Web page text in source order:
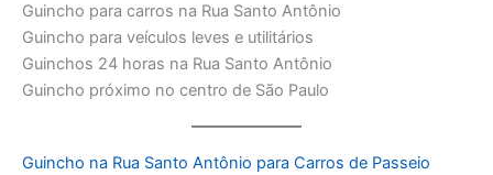
Guincho para carros na Rua Santo Antônio
Guincho para veículos leves e utilitários
Guinchos 24 horas na Rua Santo Antônio
Guincho próximo no centro de São Paulo
Guincho na Rua Santo Antônio para Carros de Passeio